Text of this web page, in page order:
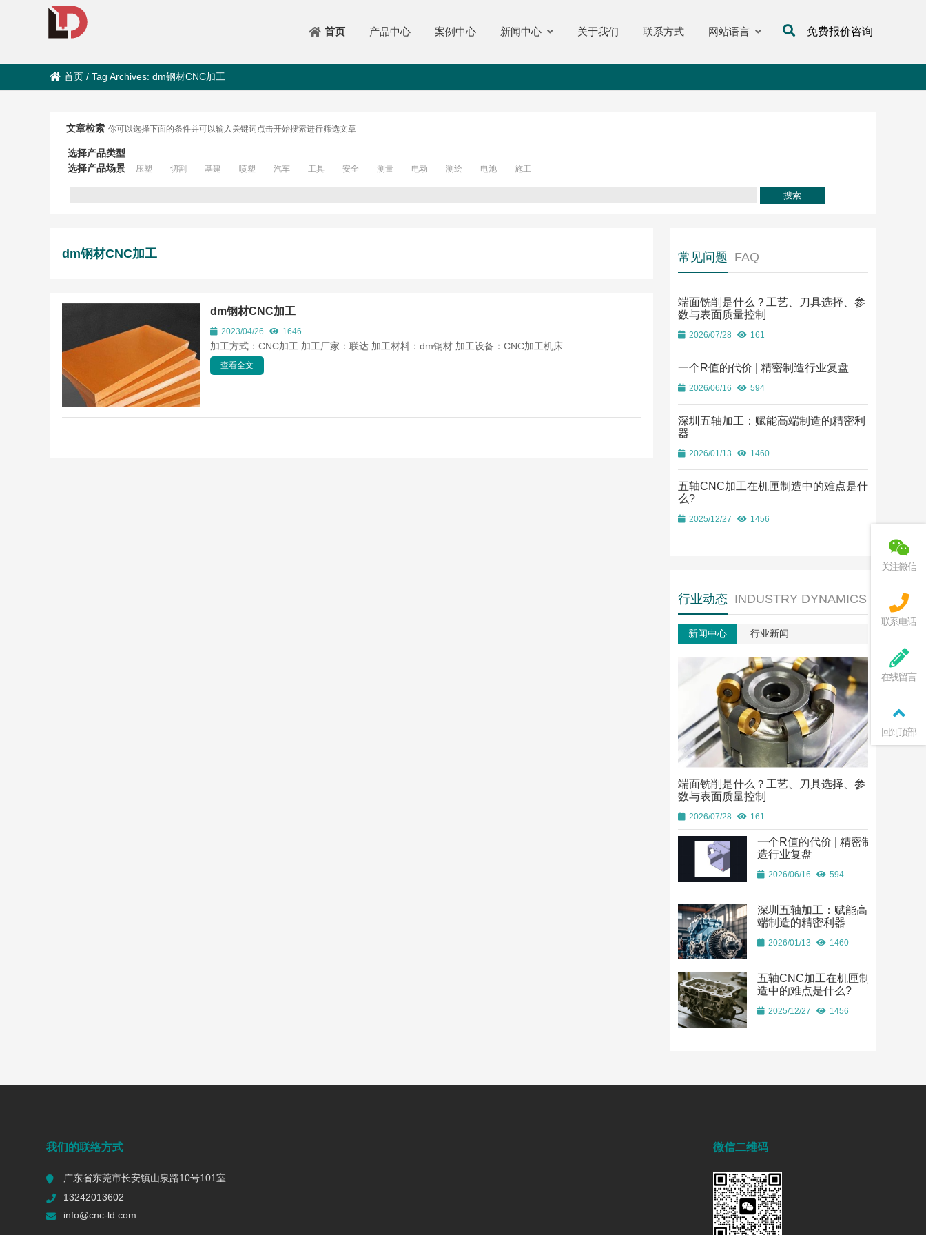
首页 产品中心 案例中心 新闻中心 关于我们 联系方式 网站语言 免费报价咨询
首页 / Tag Archives: dm钢材CNC加工
文章检索 你可以选择下面的条件并可以输入关键词点击开始搜索进行筛选文章
选择产品类型
选择产品场景
压塑 切割 基建 喷塑 汽车 工具 安全 测量 电动 测绘 电池 施工
dm钢材CNC加工
dm钢材CNC加工
2023/04/26 1646
加工方式：CNC加工 加工厂家：联达 加工材料：dm钢材 加工设备：CNC加工机床
查看全文
常见问题 FAQ
端面铣削是什么？工艺、刀具选择、参
数与表面质量控制
2026/07/28 161
一个R值的代价 | 精密制造行业复盘
2026/06/16 594
深圳五轴加工：赋能高端制造的精密利
器
2026/01/13 1460
五轴CNC加工在机匣制造中的难点是什
么?
2025/12/27 1456
行业动态 INDUSTRY DYNAMICS
新闻中心 行业新闻
端面铣削是什么？工艺、刀具选择、参
数与表面质量控制
2026/07/28 161
一个R值的代价 | 精密制
造行业复盘
2026/06/16 594
深圳五轴加工：赋能高
端制造的精密利器
2026/01/13 1460
五轴CNC加工在机匣制
造中的难点是什么?
2025/12/27 1456
我们的联络方式
广东省东莞市长安镇山泉路10号101室
13242013602
info@cnc-ld.com
微信二维码
关注微信
联系电话
在线留言
回到顶部